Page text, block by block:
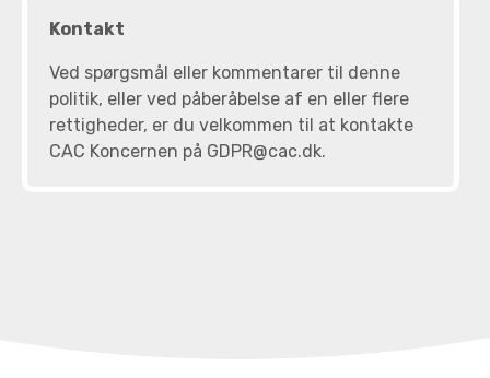
Kontakt
Ved spørgsmål eller kommentarer til denne
politik, eller ved påberåbelse af en eller flere
rettigheder, er du velkommen til at kontakte
CAC Koncernen på GDPR@cac.dk.